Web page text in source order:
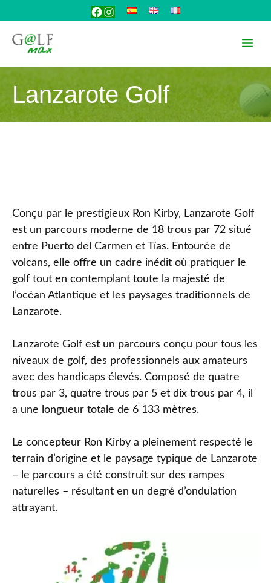
au
contenu
Facebook
Instagram
Lanzarote Golf
Conçu par le prestigieux Ron Kirby, Lanzarote Golf
est un parcours moderne de 18 trous par 72 situé
entre Puerto del Carmen et Tías. Entourée de
volcans, elle offre un cadre inédit où pratiquer le
golf tout en contemplant toute la majesté de
l’océan Atlantique et les paysages traditionnels de
Lanzarote.
Lanzarote Golf est un parcours conçu pour tous les
niveaux de golf, des professionnels aux amateurs
avec des handicaps élevés. Composé de quatre
trous par 3, quatre trous par 5 et dix trous par 4, il
a une longueur totale de 6 133 mètres.
Le concepteur Ron Kirby a pleinement respecté le
terrain d’origine et le paysage typique de Lanzarote
– le parcours a été construit sur des rampes
naturelles – résultant en un degré d’ondulation
attrayant.